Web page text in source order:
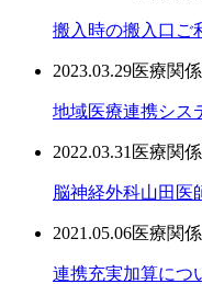
搬入時の搬入口ご
2023.03.29医療関
地域医療連携シス
2022.03.31 医療関
脳神経外科山田医
2021.05.06医療関
連携充実加算につ